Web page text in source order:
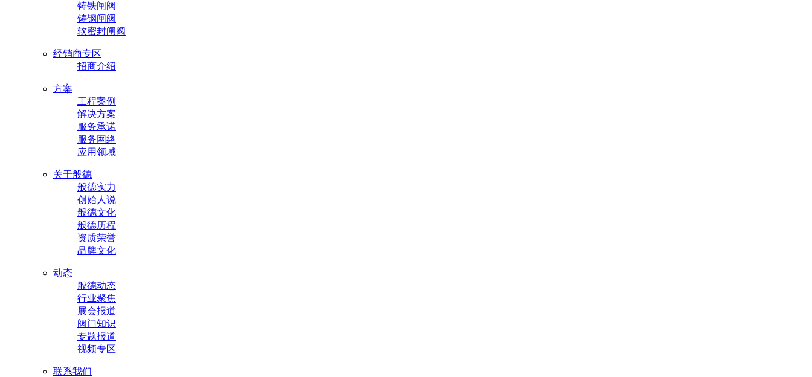
铸铁闸阀
铸钢闸阀
软密封闸阀
经销商专区
招商介绍
方案
工程案例
解决方案
服务承诺
服务网络
应用领域
关于般德
般德实力
创始人说
般德文化
般德历程
资质荣誉
品牌文化
动态
般德动态
行业聚焦
展会报道
阀门知识
专题报道
视频专区
联系我们